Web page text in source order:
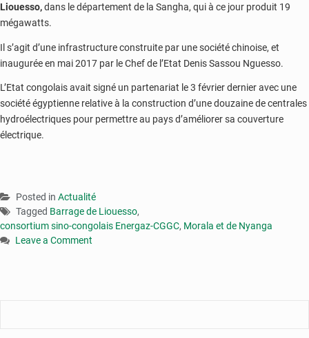
Liouesso,dans le département de la Sangha, qui à ce jour produit 19
mégawatts.
Il s’agit d’une infrastructure construite par une société chinoise, et
inaugurée en mai 2017 par le Chef de l’Etat Denis Sassou Nguesso.
L’Etat congolais avait signé un partenariat le 3 février dernier avec une
société égyptienne relative à la construction d’une douzaine de centrales
hydroélectriques pour permettre au pays d’améliorer sa couverture
électrique.
Posted in Actualité
Tagged Barrage de Liouesso,
consortium sino-congolais Energaz-CGGC, Morala et de Nyanga
Leave a Comment